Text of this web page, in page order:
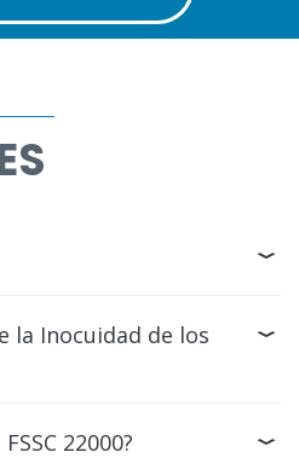
la Inocuidad de los
22000?